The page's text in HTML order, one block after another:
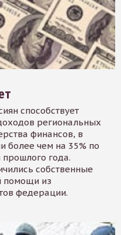
способствует
региональных
финансов, в
более чем на 35% по
года.
собственные
помощи из
федерации.